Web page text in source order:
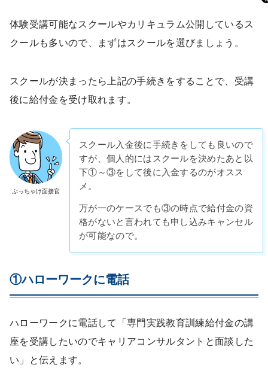
体験受講可能なスクールやカリキュラム公開しているス
クールも多いので、まずはスクールを選びましょう。
スクールが決まったら上記の手続きをすることで、受講
後に給付金を受け取れます。
ぶっちゃけ面接官
スクール入金後に手続きをしても良いので
すが、個人的にはスクールを決めたあと以
下①～③をして後に入金するのがオスス
メ。
万が一のケースでも③の時点で給付金の資
格がないと言われても申し込みキャンセル
が可能なので。
①ハローワークに電話
ハローワークに電話して「専門実践教育訓練給付金の講
座を受講したいのでキャリアコンサルタントと面談した
い」と伝えます。